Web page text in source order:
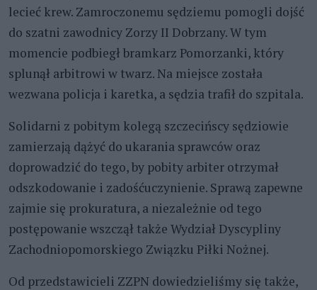
lecieć krew. Zamroczonemu sędziemu pomogli dojść
do szatni zawodnicy Zorzy II Dobrzany. W tym
momencie podbiegł bramkarz Pomorzanki, który
splunął arbitrowi w twarz. Na miejsce została
wezwana policja i karetka, a sędzia trafił do szpitala.
Solidarni z pobitym kolegą szczecińscy sędziowie
zamierzają dążyć do ukarania sprawców oraz
doprowadzić do tego, by pobity arbiter otrzymał
odszkodowanie i zadośćuczynienie. Sprawą zapewne
zajmie się prokuratura, a niezależnie od tego
postępowanie wszczął także Wydział Dyscypliny
Zachodniopomorskiego Związku Piłki Nożnej.
Od przedstawicieli ZZPN dowiedzieliśmy się także,